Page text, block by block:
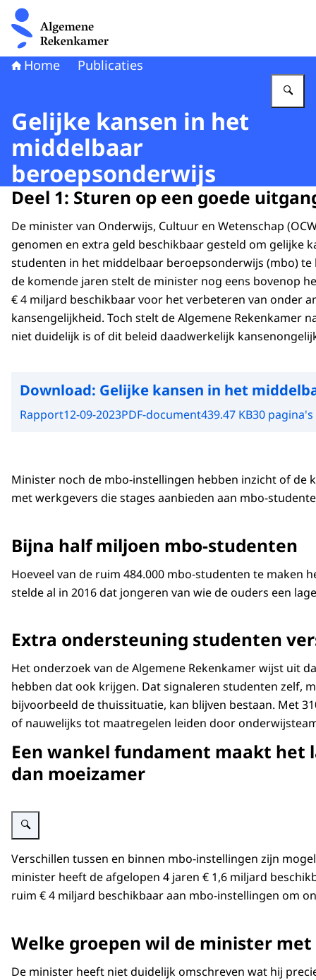
Naar de homepage van Algemene Rekenkamer
Home Publicaties
Gelijke kansen in het
middelbaar
beroepsonderwijs
Deel 1: Sturen op een goede
De minister van Onderwijs, Cultuur en Wetenschap
genomen en extra geld beschikbaar gesteld om gelijke
studenten in het middelbaar beroepsonderwijs (mbo) te
de komende jaren stelt de minister nog eens bovenop
€ 4 miljard beschikbaar voor het verbeteren van onder
kansengelijkheid. Toch stelt de Algemene Rekenkamer
niet duidelijk is of dit beleid daadwerkelijk
Download: Gelijke kansen in het
Rapport12-09-2023PDF-document439.47 KB30 pagina's
Minister noch de mbo-instellingen hebben inzicht of de
met werkgevers die stages aanbieden aan mbo-
Bijna half miljoen mbo-studenten
Hoeveel van de ruim 484.000 mbo-studenten te
stelde al in 2016 dat jongeren van wie de ouders een
Extra ondersteuning studenten
Het onderzoek van de Algemene Rekenkamer wijst uit
hebben dat ook krijgen. Dat signaleren studenten zelf,
bijvoorbeeld de thuissituatie, kan blijven bestaan. Met
of nauwelijks tot maatregelen leiden door
Een wankel fundament maakt het
dan moeizamer
Vergroot afbeelding Figuur persbericht MBO
Verschillen tussen en binnen mbo-instellingen zijn
minister heeft de afgelopen 4 jaren € 1,6 miljard
ruim € 4 miljard beschikbaar aan mbo-instellingen om
Welke groepen wil de minister
De minister heeft niet duidelijk omschreven wat hij